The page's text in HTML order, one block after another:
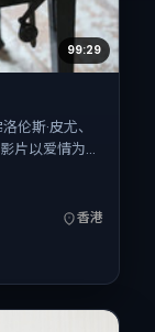
99:29
伦斯·皮尤、
片以爱情为叙
映（暑期
演的观众。香港